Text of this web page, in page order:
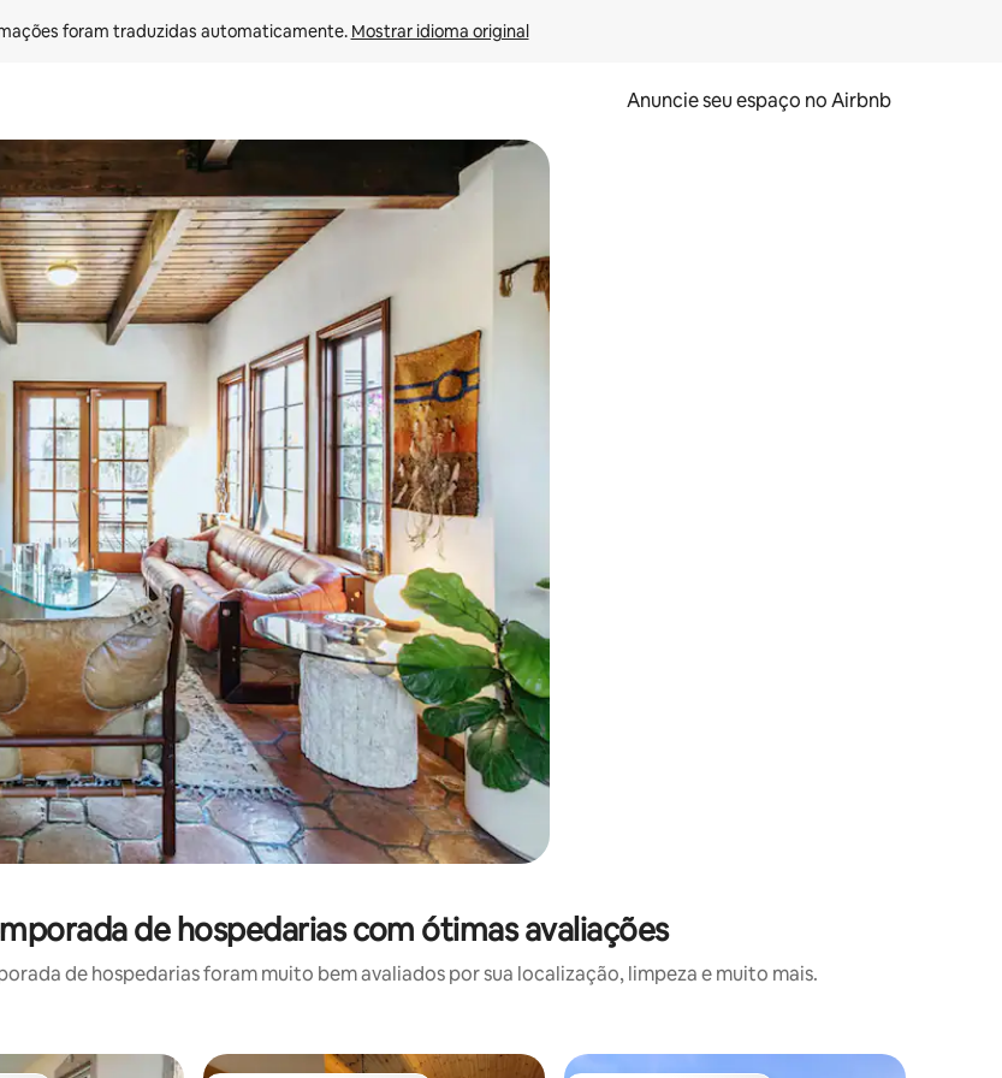
foram traduzidas automaticamente. Mostrar idioma original
Anuncie seu espaço no Airbnb
as seta para cima e para baixo do teclado ou tocando e deslizando o dedo na tela.
de hospedarias com ótimas avaliações
de hospedarias foram muito bem avaliados por sua localização, limpeza e muito mais.